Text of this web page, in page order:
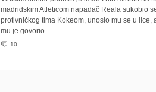
madridskim Atleticom napadač Reala sukobio
protivničkog tima Kokeom, unosio mu se u lice,
mu je govorio.
10